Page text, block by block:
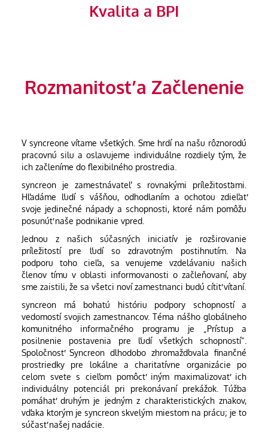
Kvalita a BPI
Rozmanitosť a Začlenenie
V syncreone vítame všetkých. Sme hrdí na našu rôznorodú
pracovnú silu a oslavujeme individuálne rozdiely tým, že
ich začleníme do flexibilného prostredia.
syncreon je zamestnávateľ s rovnakými príležitosťami.
Hľadáme ľudí s vášňou, odhodlaním a ochotou zdieľať
svoje jedinečné nápady a schopnosti, ktoré nám pomôžu
posunúť naše podnikanie vpred.
Jednou z našich súčasných iniciatív je rozširovanie
príležitostí pre ľudí so zdravotným postihnutím. Na
podporu toho cieľa, sa venujeme vzdelávaniu našich
členov tímu v oblasti informovanosti o začleňovaní, aby
sme zaistili, že sa všetci noví zamestnanci budú cítiť vítaní.
syncreon má bohatú históriu podpory schopností a
vedomostí svojich zamestnancov. Téma nášho globálneho
komunitného informačného programu je „Prístup a
posilnenie postavenia pre ľudí všetkých schopností“.
Spoločnosť Syncreon dlhodobo zhromažďovala finančné
prostriedky pre lokálne a charitatívne organizácie po
celom svete s cieľom pomôcť iným maximalizovať ich
individuálny potenciál pri prekonávaní prekážok. Túžba
pomáhať druhým je jedným z charakteristických znakov,
vďaka ktorým je syncreon skvelým miestom na prácu; je to
súčasť našej nadácie.